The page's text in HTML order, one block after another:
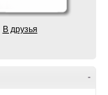
В друзья
-